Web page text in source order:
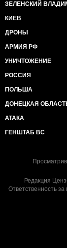
ЗЕЛЕНСКИЙ
КИЕВ
ДРОНЫ
АРМИЯ РФ
УНИЧТОЖЕНИЕ
РОССИЯ
ПОЛЬША
ДОНЕЦКАЯ
АТАКА
ГЕНШТАБ ВС
Редакция
Ответственность